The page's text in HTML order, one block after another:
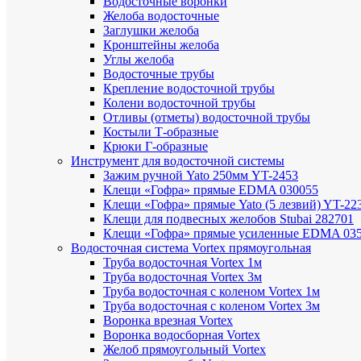
Желоба водосточные
Заглушки желоба
Кронштейны желоба
Углы желоба
Водосточные трубы
Крепление водосточной трубы
Колени водосточной трубы
Отливы (отметы) водосточной трубы
Костыли Т-образные
Крюки Г-образные
Инструмент для водосточной системы
Зажим ручной Yato 250мм YT-2453
Клещи «Гофра» прямые EDMA 030055
Клещи «Гофра» прямые Yato (5 лезвий) YT-
Клещи для подвесных желобов Stubai 282701
Клещи «Гофра» прямые усиленные EDMA
Водосточная система Vortex прямоугольная
Труба водосточная Vortex 1м
Труба водосточная Vortex 3м
Труба водосточная с коленом Vortex 1м
Труба водосточная с коленом Vortex 3м
Воронка врезная Vortex
Воронка водосборная Vortex
Желоб прямоугольный Vortex